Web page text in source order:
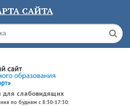
САЙТА
для слабовидящих
по будням с 8:30-17:30: